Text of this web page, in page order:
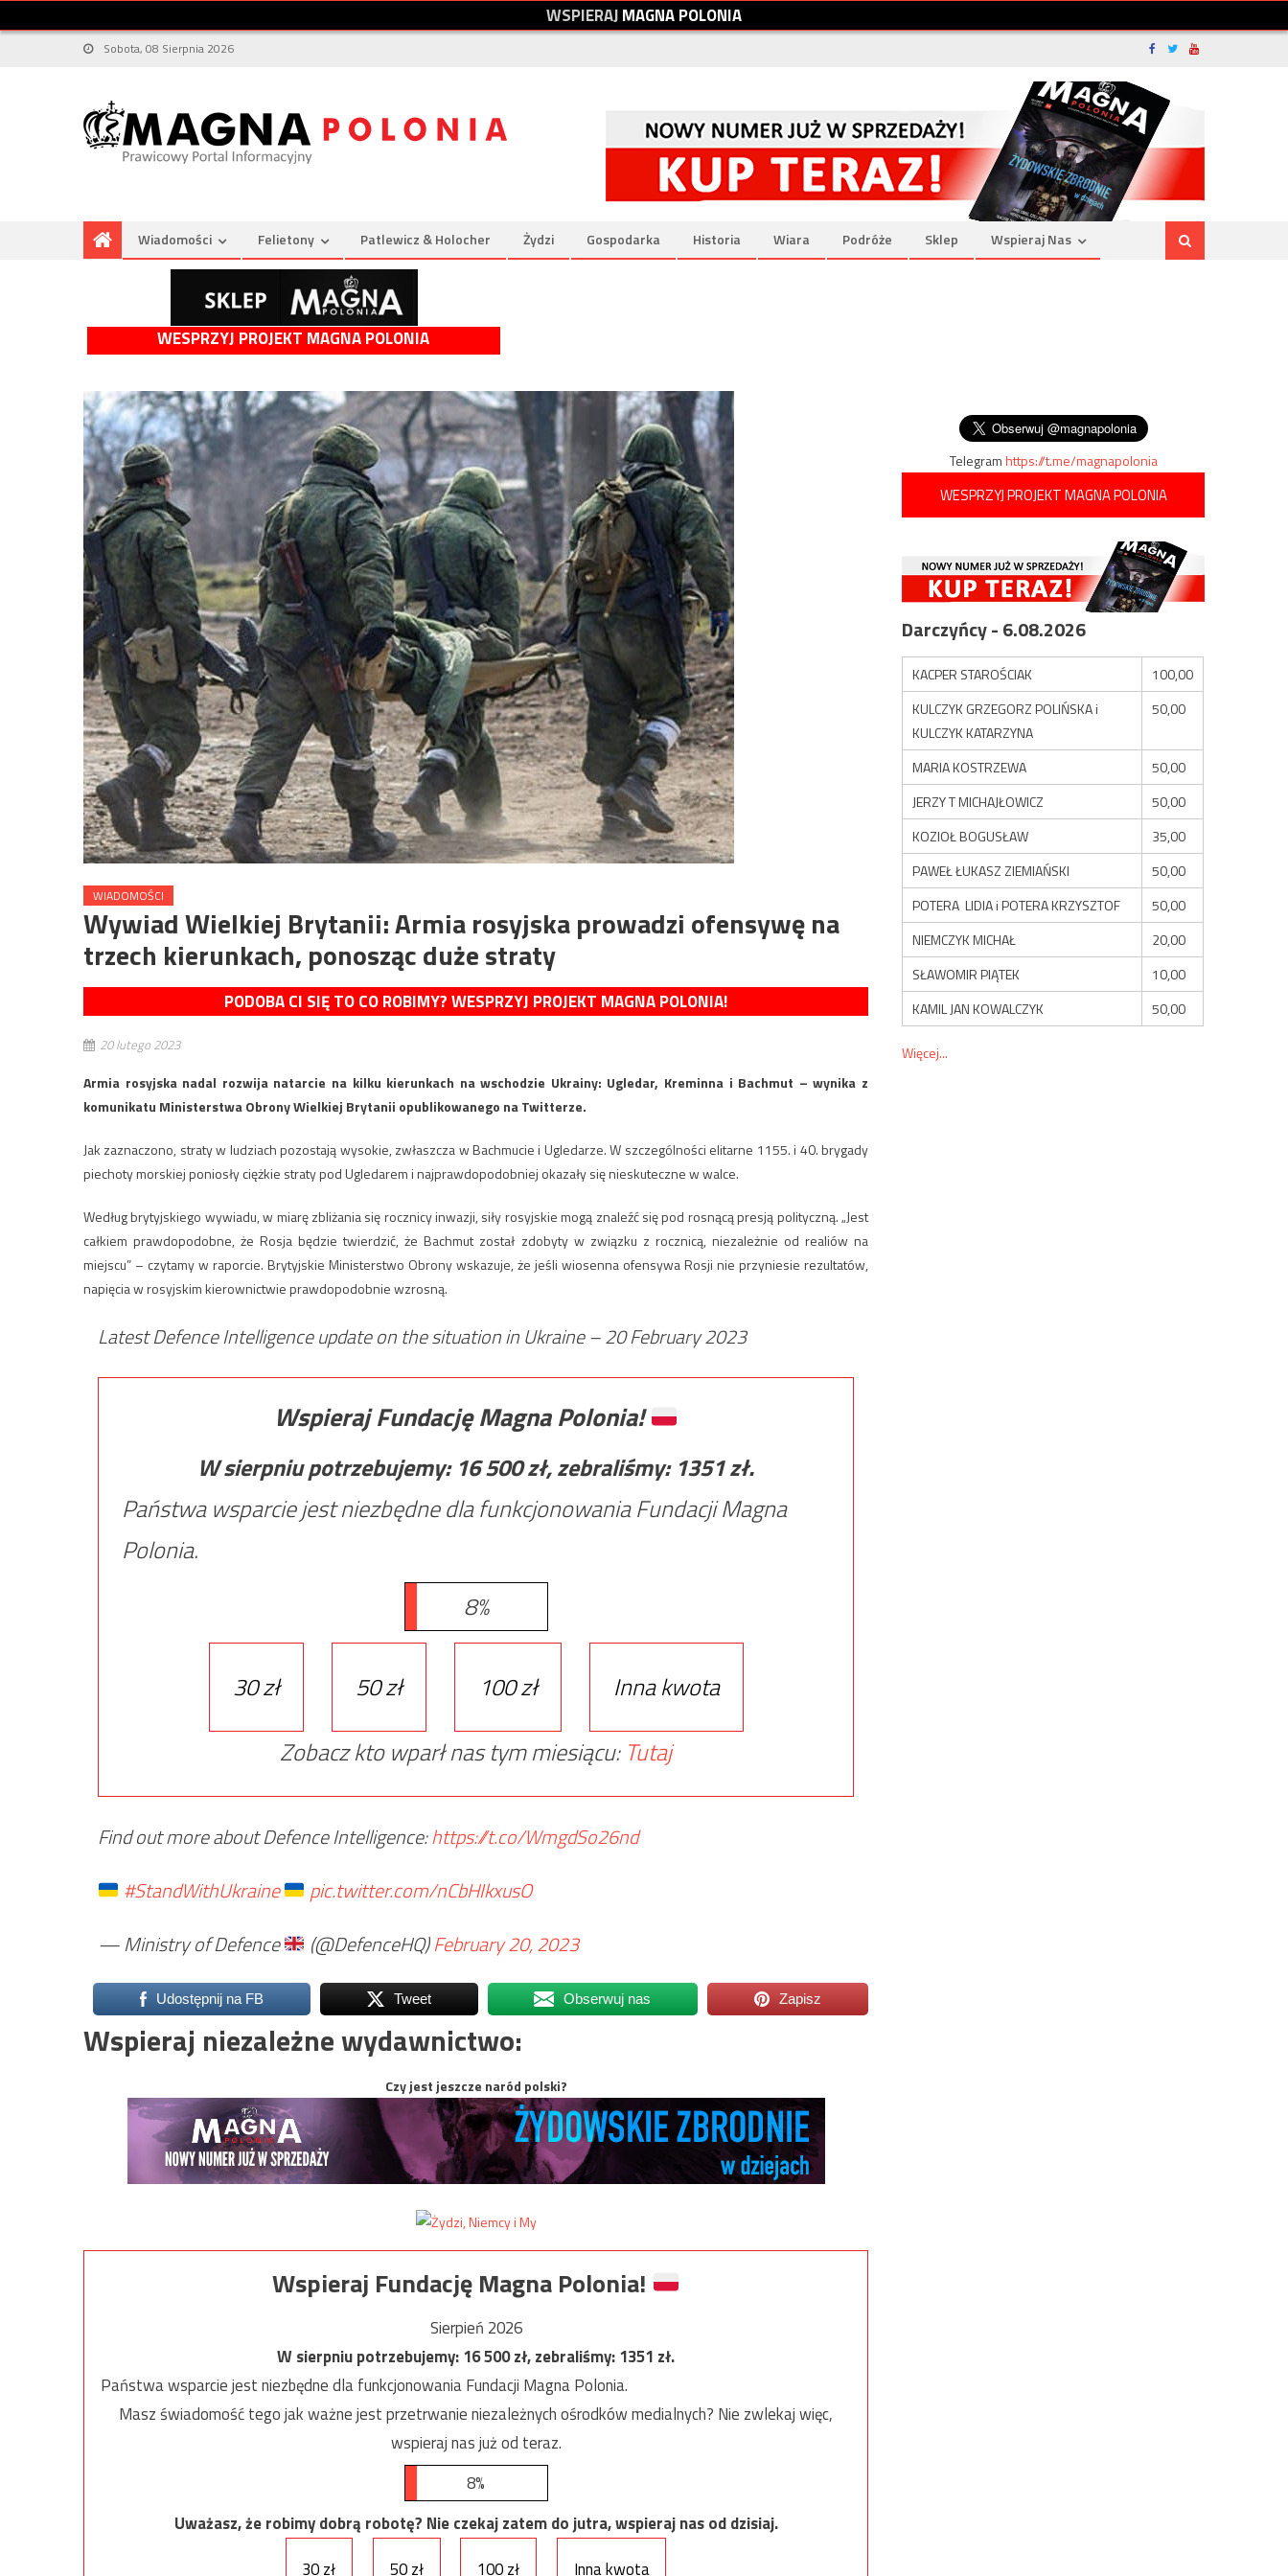
WSPIERAJMAGNAPOLONIA
Sobota, 08 Sierpnia 2026
Wiadomości Felietony Patlewicz & Holocher Żydzi Gospodarka Historia Wiara Podróże Sklep Wspieraj Nas
WESPRZYJ PROJEKT MAGNA POLONIA
WIADOMOŚCI
Wywiad Wielkiej Brytanii: Armia rosyjska prowadzi ofensywę na
trzech kierunkach, ponosząc duże straty
PODOBA CI SIĘ TO CO ROBIMY? WESPRZYJ PROJEKT MAGNA POLONIA!
20 lutego 2023
Armia rosyjska nadal rozwija natarcie na kilku kierunkach na wschodzie Ukrainy: Ugledar, Kreminna i Bachmut – wynika z
komunikatu Ministerstwa Obrony Wielkiej Brytanii opublikowanego na Twitterze.
Jak zaznaczono, straty w ludziach pozostają wysokie, zwłaszcza w Bachmucie i Ugledarze. W szczególności elitarne 1155. i 40. brygady
piechoty morskiej poniosły ciężkie straty pod Ugledarem i najprawdopodobniej okazały się nieskuteczne w walce.
Według brytyjskiego wywiadu, w miarę zbliżania się rocznicy inwazji, siły rosyjskie mogą znaleźć się pod rosnącą presją polityczną. „Jest
całkiem prawdopodobne, że Rosja będzie twierdzić, że Bachmut został zdobyty w związku z rocznicą, niezależnie od realiów na
miejscu” – czytamy w raporcie. Brytyjskie Ministerstwo Obrony wskazuje, że jeśli wiosenna ofensywa Rosji nie przyniesie rezultatów,
napięcia w rosyjskim kierownictwie prawdopodobnie wzrosną.
Latest Defence Intelligence update on the situation in Ukraine – 20 February 2023
Wspieraj Fundację Magna Polonia!
W sierpniu potrzebujemy: 16 500zł, zebraliśmy: 1351zł.
Państwa wsparcie jest niezbędne dla funkcjonowania Fundacji Magna
Polonia.
8%
30 zł 50 zł 100 zł
Inna kwota
Zobacz kto wparł nas tym miesiącu: Tutaj
Find out more about Defence Intelligence:https://t.co/WmgdSo26nd
#StandWithUkraine
pic.twitter.com/nCbHIkxusO
— Ministry of Defence
(@DefenceHQ)February 20, 2023
Udostępnij na FB Tweet Obserwuj nas Zapisz
Wspieraj niezależne wydawnictwo:
Czy jest jeszcze naród polski?
Wspieraj Fundację Magna Polonia!
Sierpień 2026
W sierpniu potrzebujemy:16 500zł, zebraliśmy:1351 zł.
Państwa wsparcie jest niezbędne dla funkcjonowania Fundacji Magna Polonia.
Masz świadomość tego jak ważne jest przetrwanie niezależnych ośrodków medialnych? Nie zwlekaj więc,
wspieraj nas już od teraz.
8%
Uważasz, że robimy dobrą robotę? Nie czekaj zatem do jutra, wspieraj nas od dzisiaj.
30 zł
50 zł 100 zł Inna kwota
Telegramhttps://t.me/magnapolonia
WESPRZYJ PROJEKT MAGNA POLONIA
Darczyńcy - 6.08.2026
KACPER STAROŚCIAK
100,00
KULCZYK GRZEGORZ POLIŃSKA i
KULCZYK KATARZYNA
50,00
MARIA KOSTRZEWA
50,00
JERZY T MICHAJŁOWICZ
50,00
KOZIOŁ BOGUSŁAW
35,00
PAWEŁ ŁUKASZ ZIEMIAŃSKI
50,00
POTERA LIDIA i POTERA KRZYSZTOF
50,00
NIEMCZYK MICHAŁ
20,00
SŁAWOMIR PIĄTEK
10,00
KAMIL JAN KOWALCZYK
50,00
Więcej...